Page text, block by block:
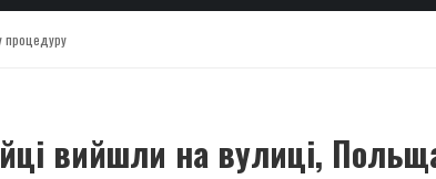
процедуру
вийшли на вулиці,